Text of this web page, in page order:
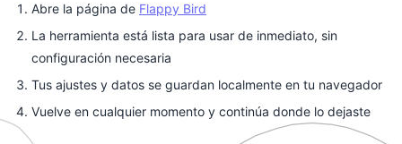
Abre la página de Flappy Bird
La herramienta está lista para usar de inmediato, sin
configuración necesaria
Tus ajustes y datos se guardan localmente en tu navegador
Vuelve en cualquier momento y continúa donde lo dejaste